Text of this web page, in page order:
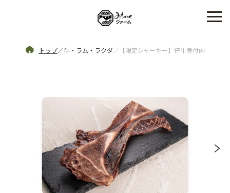
トップ／牛・ラム・ラクダ／ 【限定ジャーキー】仔牛骨付肉